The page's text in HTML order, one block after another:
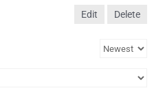
Edit Delete